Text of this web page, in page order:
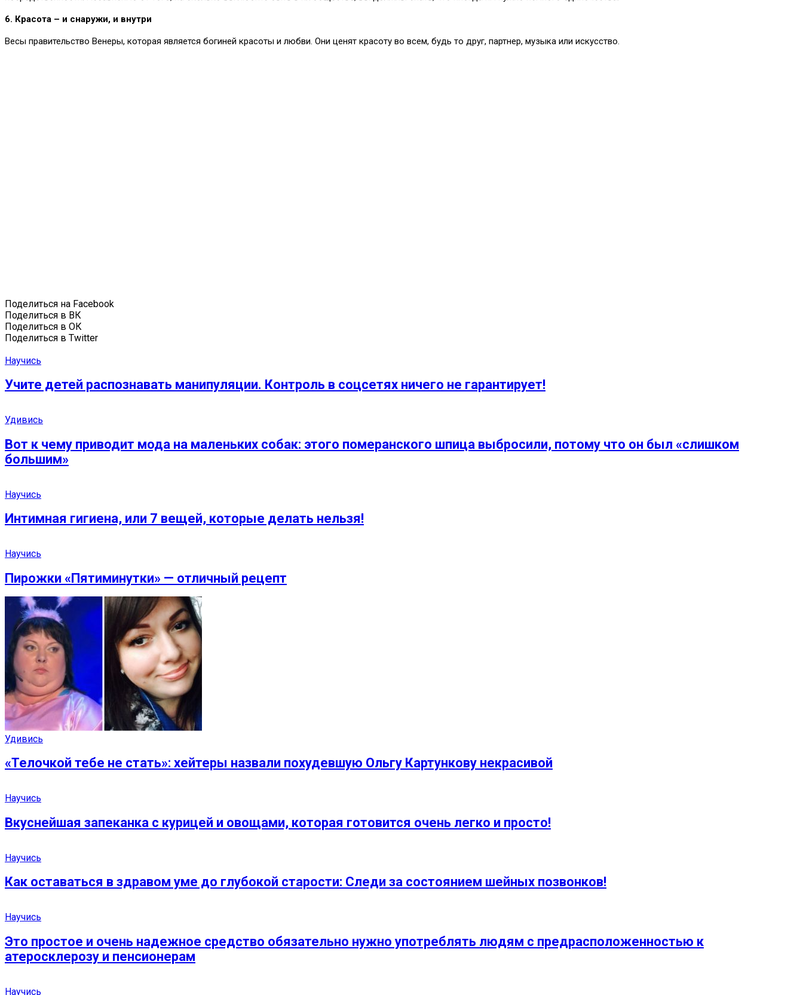
6. Красота – и снаружи, и внутри
Весы правительство Венеры, которая является богиней красоты и любви. Они ценят красоту во всем, будь то друг, партнер, музыка или искусство.
Поделиться на Facebook
Поделиться в ВК
Поделиться в ОК
Поделиться в Twitter
Научись
Учите детей распознавать манипуляции. Контроль в соцсетях ничего не гарантирует!
Удивись
Вот к чему приводит мода на маленьких собак: этого померанского шпица выбросили, потому что он был «слишком
большим»
Научись
Интимная гигиена, или 7 вещей, которые делать нельзя!
Научись
Пирожки «Пятиминутки» — отличный рецепт
Удивись
«Телочкой тебе не стать»: хейтеры назвали похудевшую Ольгу Картункову некрасивой
Научись
Вкуснейшая запеканка с курицей и овощами, которая готовится очень легко и просто!
Научись
Как оставаться в здравом уме до глубокой старости: Следи за состоянием шейных позвонков!
Научись
Это простое и очень надежное средство обязательно нужно употреблять людям с предрасположенностью к
атеросклерозу и пенсионерам
Научись